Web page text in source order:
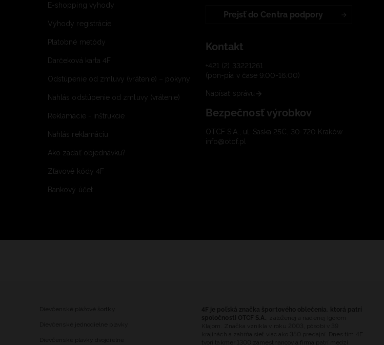
E-shopping vyhody
Výhody registrácie
Platobné metódy
Darčeková karta 4F
Odstúpenie od zmluvy (vrátenie) – pokyny
Nahlás odstúpenie od zmluvy (vrátenie)
Reklamácie - inštrukcie
Nahlás reklamáciu
Ako zadať objednávku?
Zľavové kódy 4F
Bankový účet
Prejsť do Centra podpory
Kontakt
+421 (2) 33221261
(pon-pia v čase 9:00-16:00)
Napísať správu
Bezpečnosť výrobkov
OTCF S.A., ul. Saska 25C, 30-720 Kraków
info@otcf.pl